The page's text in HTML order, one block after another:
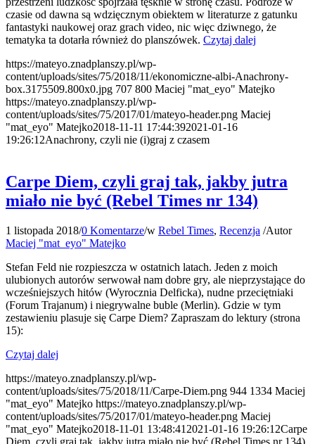
czasie od dawna są wdzięcznym obiektem w literaturze z gatunku
fantastyki naukowej oraz grach video, nic więc dziwnego, że
tematyka ta dotarła również do planszówek. Czytaj dalej
https://mateyo.znadplanszy.pl/wp-
content/uploads/sites/75/2018/11/ekonomiczne-albi-Anachrony-
box.3175509.800x0.jpg 707 800 Maciej "mat_eyo" Matejko
https://mateyo.znadplanszy.pl/wp-
content/uploads/sites/75/2017/01/mateyo-header.png Maciej
"mat_eyo" Matejko2018-11-11 17:44:392021-01-16
19:26:12Anachrony, czyli nie (i)graj z czasem
Carpe Diem, czyli graj tak, jakby jutra
miało nie być (Rebel Times nr 134)
1 listopada 2018/0 Komentarze/w Rebel Times, Recenzja /Autor
Maciej "mat_eyo" Matejko
Stefan Feld nie rozpieszcza w ostatnich latach. Jeden z moich
ulubionych autorów serwował nam dobre gry, ale nieprzystające do
wcześniejszych hitów (Wyrocznia Delficka), nudne przeciętniaki
(Forum Trajanum) i niegrywalne buble (Merlin). Gdzie w tym
zestawieniu plasuje się Carpe Diem? Zapraszam do lektury (strona
15):
Czytaj dalej
https://mateyo.znadplanszy.pl/wp-
content/uploads/sites/75/2018/11/Carpe-Diem.png 944 1334 Maciej
"mat_eyo" Matejko https://mateyo.znadplanszy.pl/wp-
content/uploads/sites/75/2017/01/mateyo-header.png Maciej
"mat_eyo" Matejko2018-11-01 13:48:41 2021-01-16 19:26:12Carpe